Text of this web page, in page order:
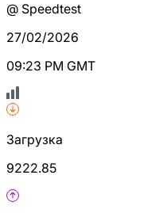
@ Speedtest
27/02/2026
09:23 PM GMT
Загрузка
9222.85